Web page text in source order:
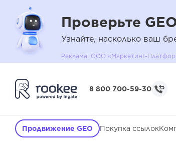
Проверьте
Узнайте, насколько ваш
Реклама. ООО «Маркетинг-
8 800 700-59-30
Продвижение GEO Покупка ссылок